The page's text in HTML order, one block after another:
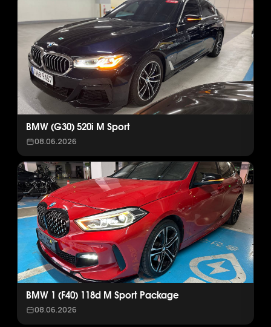
BMW (G30) 520i M Sport
08.06.2026
BMW 1 (F40) 118d M Sport Package
08.06.2026